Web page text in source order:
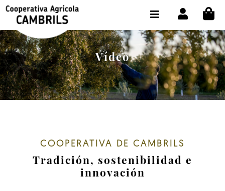
Vídeo
COOPERATIVA DE CAMBRILS
Tradición, sostenibilidad e
innovación
TIENDA COMPRA ONLINE
LA COOPERATIVA
OLEOTOUR
PRODUCTOS
CONTACTO